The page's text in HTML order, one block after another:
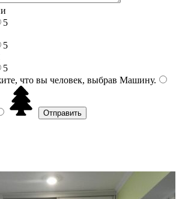
5
5
5
что вы человек, выбрав Машину.